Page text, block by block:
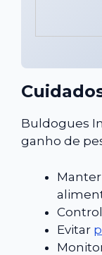
Buldogues
ganho de
Evitar